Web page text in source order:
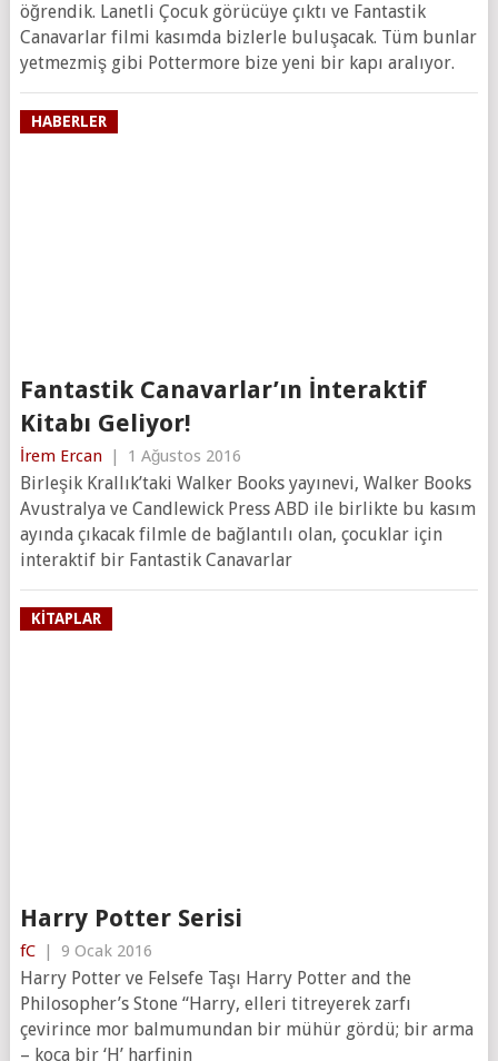
öğrendik. Lanetli Çocuk görücüye çıktı ve Fantastik
Canavarlar filmi kasımda bizlerle buluşacak. Tüm bunlar
yetmezmiş gibi Pottermore bize yeni bir kapı aralıyor.
HABERLER
Fantastik Canavarlar’ın İnteraktif
Kitabı Geliyor!
İrem Ercan 1 Ağustos 2016
Birleşik Krallık’taki Walker Books yayınevi, Walker Books
Avustralya ve Candlewick Press ABD ile birlikte bu kasım
ayında çıkacak filmle de bağlantılı olan, çocuklar için
interaktif bir Fantastik Canavarlar
KITAPLAR
Harry Potter Serisi
fC | 9 Ocak 2016
Harry Potter ve Felsefe Taşı Harry Potter and the
Philosopher’s Stone “Harry, elleri titreyerek zarfı
çevirince mor balmumundan bir mühür gördü; bir arma
– koca bir ‘H’ harfinin